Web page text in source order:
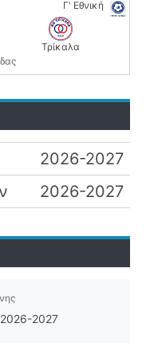
Γ' Εθνική
Τρίκαλα
2026-2027
2026-2027
2027